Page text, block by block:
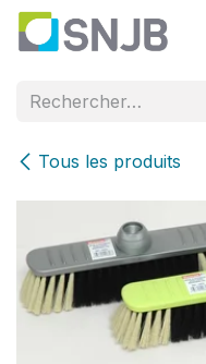
Se rendre au contenu
Tous les produits